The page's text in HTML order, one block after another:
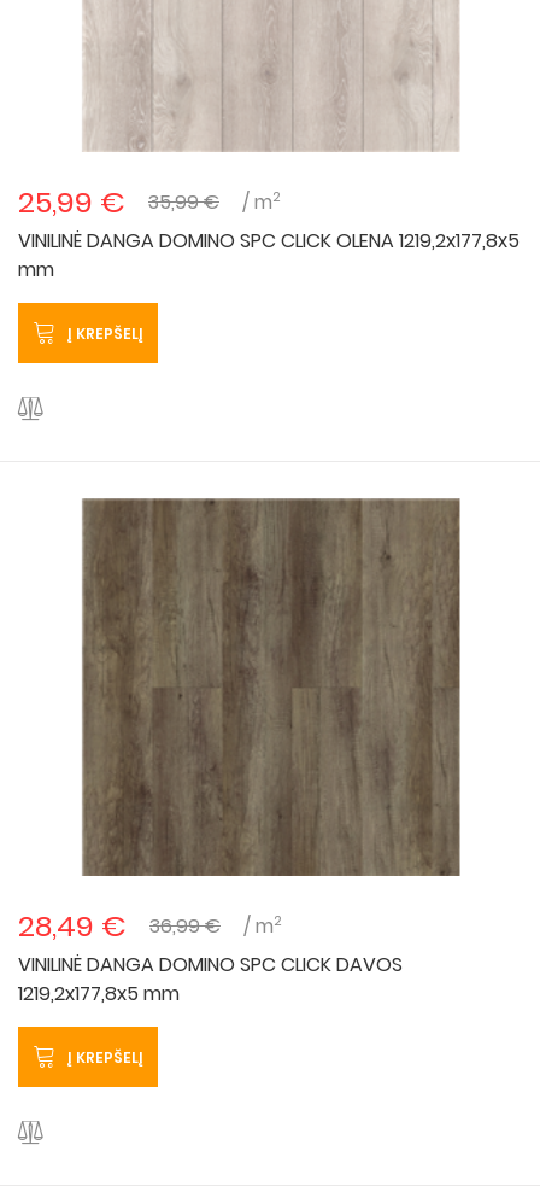
25,99 € 35,99 € / m2
VINILINĖ DANGA DOMINO SPC CLICK OLENA 1219,2x177,8x5
mm
Į KREPŠELĮ
28,49 € 36,99 € / m2
VINILINĖ DANGA DOMINO SPC CLICK DAVOS
1219,2x177,8x5 mm
Į KREPŠELĮ